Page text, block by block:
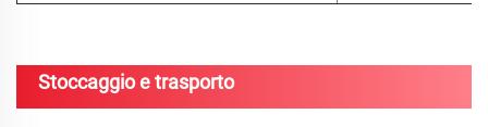
Stoccaggio e trasporto